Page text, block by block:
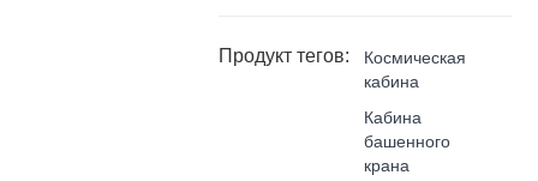
Продукт тегов:
Космическая
кабина
Кабина
башенного
крана